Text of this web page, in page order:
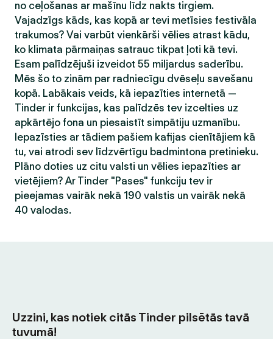
no ceļošanas ar mašīnu līdz nakts tirgiem.
Vajadzīgs kāds, kas kopā ar tevi metīsies festivāla
trakumos? Vai varbūt vienkārši vēlies atrast kādu,
ko klimata pārmaiņas satrauc tikpat ļoti kā tevi.
Esam palīdzējuši izveidot 55 miljardus saderību.
Mēs šo to zinām par radniecīgu dvēseļu savešanu
kopā. Labākais veids, kā iepazīties internetā —
Tinder ir funkcijas, kas palīdzēs tev izcelties uz
apkārtējo fona un piesaistīt simpātiju uzmanību.
Iepazīsties ar tādiem pašiem kafijas cienītājiem kā
tu, vai atrodi sev līdzvērtīgu badmintona pretinieku.
Plāno doties uz citu valsti un vēlies iepazīties ar
vietējiem? Ar Tinder "Pases" funkciju tev ir
pieejamas vairāk nekā 190 valstis un vairāk nekā
40 valodas.
Uzzini, kas notiek citās Tinder pilsētās tavā
tuvumā!